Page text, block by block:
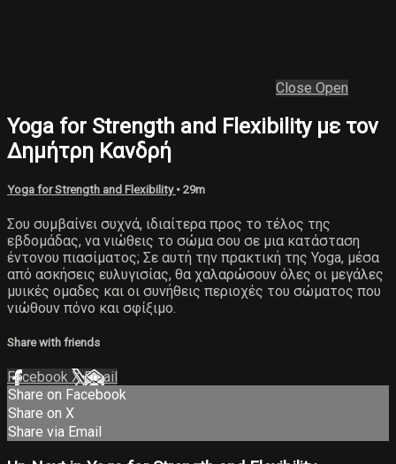
Close Open
Yoga for Strength and Flexibility με τον
Δημήτρη Κανδρή
Yoga for Strength and Flexibility • 29m
Σου συμβαίνει συχνά, ιδιαίτερα προς το τέλος της
εβδομάδας, να νιώθεις το σώμα σου σε μια κατάσταση
έντονου πιασίματος; Σε αυτή την πρακτική της Yoga, μέσα
από ασκήσεις ευλυγισίας, θα χαλαρώσουν όλες οι μεγάλες
μυικές ομαδες και οι συνήθεις περιοχές του σώματος που
νιώθουν πόνο και σφίξιμο.
Share with friends
Facebook XEmail
Share on Facebook
Share on X
Share via Email